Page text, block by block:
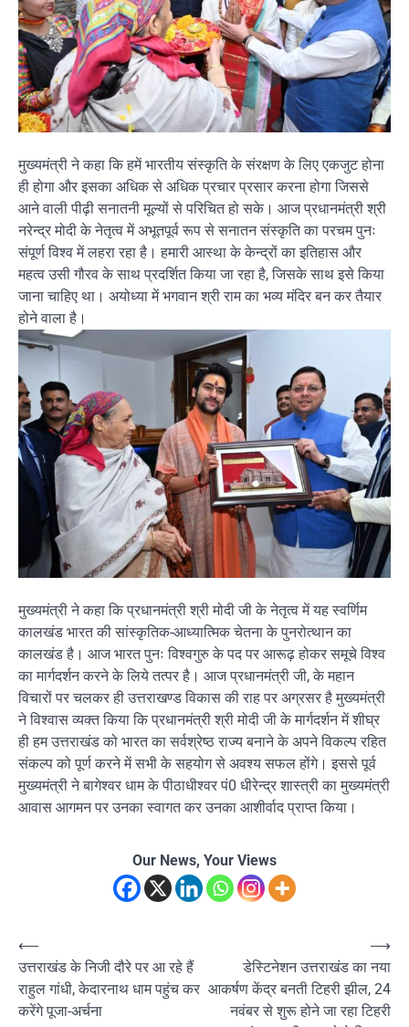
मुख्यमंत्री ने कहा कि हमें भारतीय संस्कृति के संरक्षण के लिए एकजुट होना
ही होगा और इसका अधिक से अधिक प्रचार प्रसार करना होगा जिससे
आने वाली पीढ़ी सनातनी मूल्यों से परिचित हो सके। आज प्रधानमंत्री श्री
नरेन्द्र मोदी के नेतृत्व में अभूतपूर्व रूप से सनातन संस्कृति का परचम पुनः
संपूर्ण विश्व में लहरा रहा है। हमारी आस्था के केन्द्रों का इतिहास और
महत्व उसी गौरव के साथ प्रदर्शित किया जा रहा है, जिसके साथ इसे किया
जाना चाहिए था। अयोध्या में भगवान श्री राम का भव्य मंदिर बन कर तैयार
होने वाला है।
मुख्यमंत्री ने कहा कि प्रधानमंत्री श्री मोदी जी के नेतृत्व में यह स्वर्णिम
कालखंड भारत की सांस्कृतिक-आध्यात्मिक चेतना के पुनरोत्थान का
कालखंड है। आज भारत पुनः विश्वगुरु के पद पर आरूढ़ होकर समूचे विश्व
का मार्गदर्शन करने के लिये तत्पर है। आज प्रधानमंत्री जी, के महान
विचारों पर चलकर ही उत्तराखण्ड विकास की राह पर अग्रसर है मुख्यमंत्री
ने विश्वास व्यक्त किया कि प्रधानमंत्री श्री मोदी जी के मार्गदर्शन में शीघ्र
ही हम उत्तराखंड को भारत का सर्वश्रेष्ठ राज्य बनाने के अपने विकल्प रहित
संकल्प को पूर्ण करने में सभी के सहयोग से अवश्य सफल होंगे। इससे पूर्व
मुख्यमंत्री ने बागेश्वर धाम के पीठाधीश्वर पं0 धीरेन्द्र शास्त्री का मुख्यमंत्री
आवास आगमन पर उनका स्वागत कर उनका आशीर्वाद प्राप्त किया।
Our News, Your Views
Post
navigation
⟵
उत्तराखंड के निजी दौरे पर आ रहे हैं
राहुल गांधी, केदारनाथ धाम पहुंच कर
करेंगे पूजा-अर्चना
डेस्टिनेशन उत्तराखंड का नया
आकर्षण केंद्र बनती टिहरी झील, 24
नवंबर से शुरू होने जा रहा टिहरी
⟶